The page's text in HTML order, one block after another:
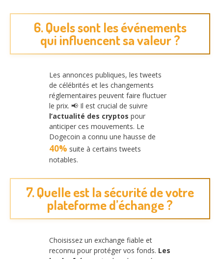
6. Quels sont les événements
qui influencent sa valeur ?
Les annonces publiques, les tweets
de célébrités et les changements
réglementaires peuvent faire fluctuer
le prix. 📢 Il est crucial de suivre
l’actualité des cryptos pour
anticiper ces mouvements. Le
Dogecoin a connu une hausse de
40% suite à certains tweets
notables.
7. Quelle est la sécurité de votre
plateforme d’échange ?
Choisissez un exchange fiable et
reconnu pour protéger vos fonds. Les